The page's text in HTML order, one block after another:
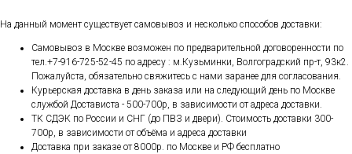
На данный момент существует самовывоз и несколько способов доставки:
Самовывоз в Москве возможен по предварительной договоренности по
тел.+7-916-725-52-45 по адресу : м.Кузьминки, Волгоградский пр-т, 93к2.
Пожалуйста, обязательно свяжитесь с нами заранее для согласования.
Курьерская доставка в день заказа или на следующий день по Москве
службой Достависта - 500-700р, в зависимости от адреса доставки.
ТК СДЭК по России и СНГ (до ПВЗ и двери). Стоимость доставки 300-
700р, в зависимости от объёма и адреса доставки
Доставка при заказе от 8000р. по Москве и РФ бесплатно